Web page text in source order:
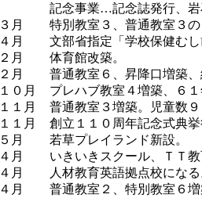
記念事業…記念誌発行、岩
３月
特別教室３、普通教室３の
４月
文部省指定「学校保健む
２月
体育館改築。
２月
普通教室６、昇降口増築
１０月
プレハブ教室４増築、６１
１１月
普通教室３増築。児童数
１１月
創立１１０周年記念式典
５月
若草プレイランド新設。
４月
いきいきスクール、ＴＴ教
４月
人材教育英語拠点校になる
４月
普通教室２、特別教室６増